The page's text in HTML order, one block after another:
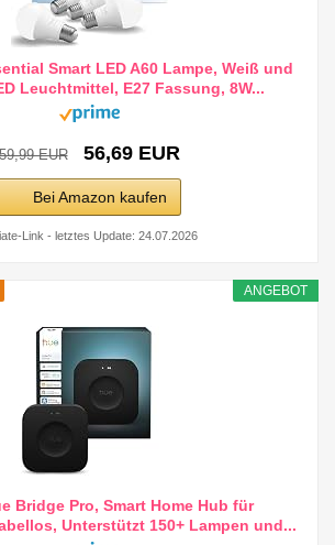
Smart LED A60 Lampe, Weiß und
Leuchtmittel, E27 Fassung, 8W...
EUR 56,69 EUR
Bei Amazon kaufen
Link - letztes Update: 24.07.2026
ANGEBOT
Bridge Pro, Smart Home Hub für
Unterstützt 150+ Lampen und...